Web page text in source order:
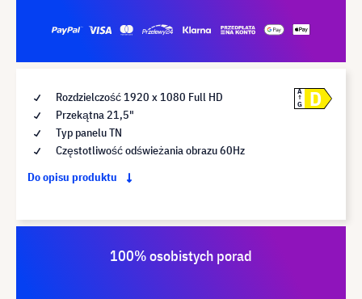
Rozdzielczość 1920 x 1080 Full HD
Przekątna 21,5"
Typ panelu TN
Częstotliwość odświeżania obrazu 60Hz
Do opisu produktu
A
G
D
100% osobistych porad